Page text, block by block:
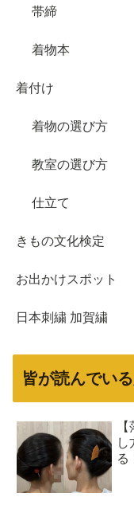
帯締
着物本
着付け
着物の選び方
教室の選び方
仕立て
きもの文化検定
お出かけスポット
日本刺繍 加賀繍
皆が読んでい
し
る